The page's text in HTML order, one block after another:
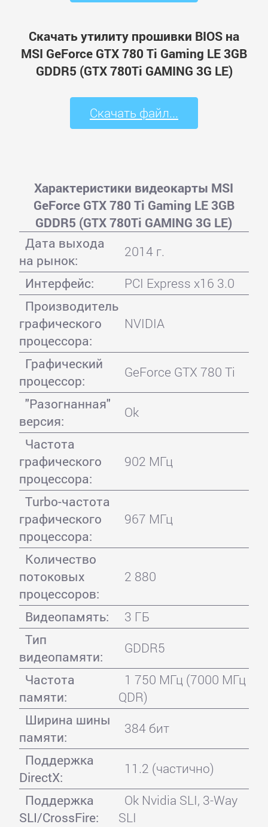
Скачать утилиту прошивки BIOS на
MSI GeForce GTX 780 Ti Gaming LE 3GB
GDDR5 (GTX 780Ti GAMING 3G LE)
Скачать файл...
Характеристики видеокарты MSI
GeForce GTX 780 Ti Gaming LE 3GB
GDDR5 (GTX 780Ti GAMING 3G LE)
Дата выхода
на рынок:
2014 г.
Интерфейс:
PCI Express x16 3.0
Производитель
графического
процессора:
NVIDIA
Графический
процессор:
GeForce GTX 780 Ti
"Разогнанная"
версия:
Ok
Частота
графического
процессора:
902 МГц
Turbo-частота
графического
процессора:
967 МГц
Количество
потоковых
процессоров:
2 880
Видеопамять:
3 ГБ
Тип
видеопамяти:
GDDR5
Частота
памяти:
1 750 МГц (7000 МГц
QDR)
Ширина шины
памяти:
384 бит
Поддержка
DirectX:
11.2 (частично)
Поддержка
SLI/CrossFire:
Ok Nvidia SLI, 3-Way
SLI